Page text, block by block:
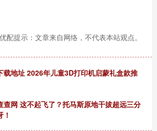
配提示：文章来自网络，不代表本站观点。
载地址 2026年儿童3D打印机启蒙礼盒款推
查网 这不起飞了？托马斯原地干拔超远三分